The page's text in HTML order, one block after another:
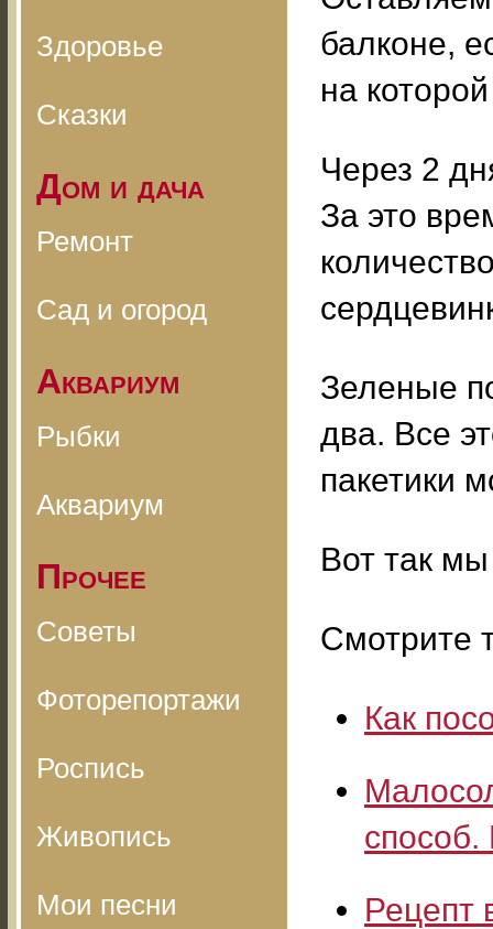
Здоровье
Сказки
Дом и дача
Ремонт
Сад и огород
Аквариум
Рыбки
Аквариум
Прочее
Советы
Фоторепортажи
Роспись
Живопись
Мои песни
балконе,
на
Через 2
За это
Зеленые
два. Все
пакетики
Вот так
Смотрите
Как
Рецепт